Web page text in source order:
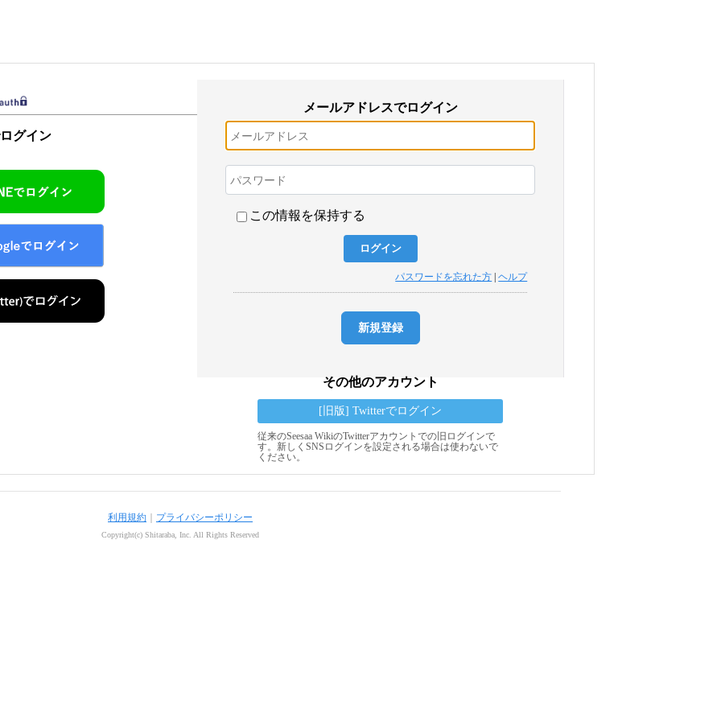
グイン
メールアドレスでログイン
この情報を保持する
パスワードを忘れた方 |ヘルプ
新規登録
その他のアカウント
[旧版] Twitterでログイン
従来のSeesaa WikiのTwitterアカウントでの旧ログインで
す。新しくSNSログインを設定される場合は使わないで
ください。
利用規約 プライバシーポリシー
Copyright(c) Shitaraba, Inc. All Rights Reserved